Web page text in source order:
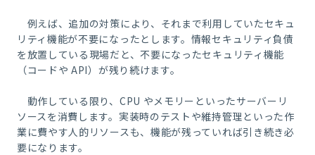
例えば、追加の対策により、それまで利用していたセキュ
リティ機能が不要になったとします。情報セキュリティ負債
を放置している現場だと、不要になったセキュリティ機能
（コードや API）が残り続けます。
動作している限り、 CPU やメモリーといったサーバーリ
ソースを消費します。実装時のテストや維持管理といった作
業に費やす人的リソースも、機能が残っていれば引き続き必
要になります。